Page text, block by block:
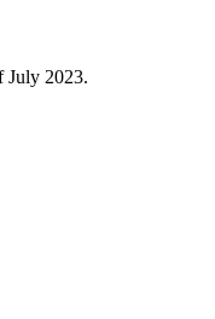
July 2023.